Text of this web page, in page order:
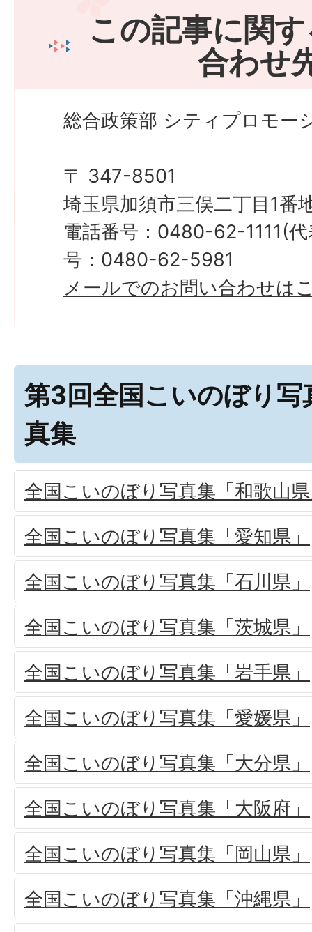
この記事に関
合わせ
総合政策部 シティプロモー
〒 347-8501
埼玉県加須市三俣二丁目1番
電話番号：0480-62-1111(
号：0480-62-5981
メールでのお問い合わせは
第3回全国こいのぼり写
真集
全国こいのぼり写真集「和歌山
全国こいのぼり写真集「愛知県」
全国こいのぼり写真集「石川県」
全国こいのぼり写真集「茨城県」
全国こいのぼり写真集「岩手県」
全国こいのぼり写真集「愛媛県」
全国こいのぼり写真集「大分県」
全国こいのぼり写真集「大阪府」
全国こいのぼり写真集「岡山県」
全国こいのぼり写真集「沖縄県」